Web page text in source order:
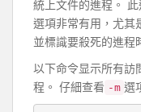
統上文件的進程。
選項非常有用，尤其
並標識要殺死的進程
以下命令显示所有訪
程。 仔細查看 -m 選